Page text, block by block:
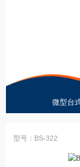
微型台
型号：BS-322